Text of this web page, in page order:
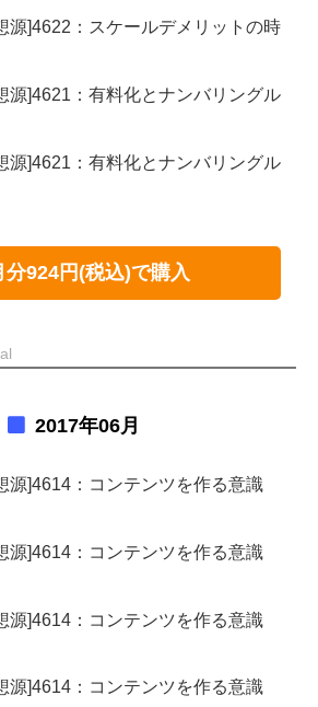
源]4622：スケールデメリットの時
源]4621：有料化とナンバリングル
源]4621：有料化とナンバリングル
分924円(税込)で購入
2017年06月
源]4614：コンテンツを作る意識
源]4614：コンテンツを作る意識
源]4614：コンテンツを作る意識
源]4614：コンテンツを作る意識